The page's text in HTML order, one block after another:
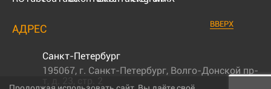
АДРЕС
Санкт-Петербург
195067, г. Санкт-Петербург, Волго-Донской пр-
ВВЕРХ